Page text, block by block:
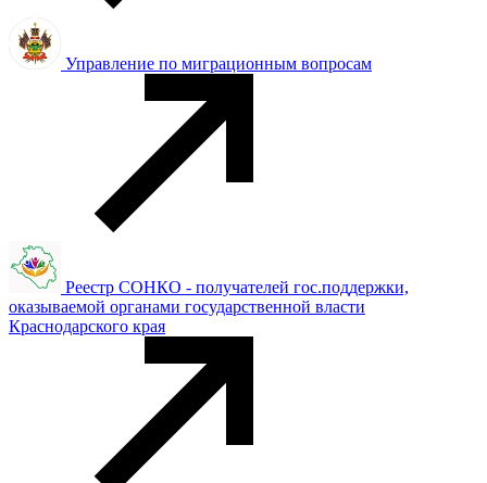
Управление по миграционным вопросам
Реестр СОНКО - получателей гос.поддержки,
оказываемой органами государственной власти
Краснодарского края